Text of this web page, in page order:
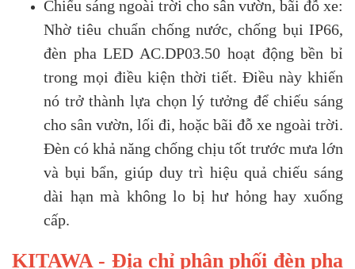
Chiếu sáng ngoài trời cho sân vườn, bãi đỗ xe:
Nhờ tiêu chuẩn chống nước, chống bụi IP66,
đèn pha LED AC.DP03.50 hoạt động bền bỉ
trong mọi điều kiện thời tiết. Điều này khiến
nó trở thành lựa chọn lý tưởng để chiếu sáng
cho sân vườn, lối đi, hoặc bãi đỗ xe ngoài trời.
Đèn có khả năng chống chịu tốt trước mưa lớn
và bụi bẩn, giúp duy trì hiệu quả chiếu sáng
dài hạn mà không lo bị hư hỏng hay xuống
cấp.
KITAWA - Địa chỉ phân phối đèn pha